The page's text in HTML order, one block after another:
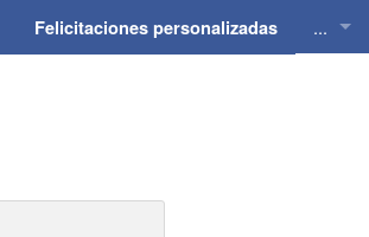
Felicitaciones personalizadas ...